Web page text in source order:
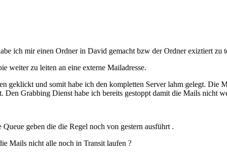
ich mir einen Ordner in David gemacht bzw der Ordner exiztiert
weiter zu leiten an eine externe Mailadresse.
geklickt und somit habe ich den kompletten Server lahm gelegt.
Den Grabbing Dienst habe ich bereits gestoppt damit die Mails nicht
geben die die Regel noch von gestern ausführt .
Mails nicht alle noch in Transit laufen ?